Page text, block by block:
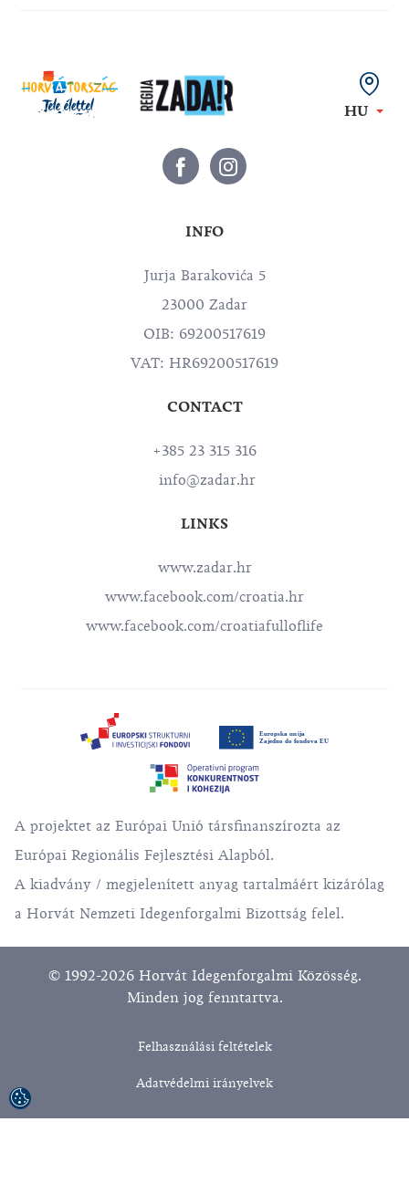
HU
INFO
Jurja Barakovića 5
23000 Zadar
OIB: 69200517619
VAT: HR69200517619
CONTACT
+385 23 315 316
info@zadar.hr
LINKS
www.zadar.hr
www.facebook.com/croatia.hr
www.facebook.com/croatiafulloflife
A projektet az Európai Unió társfinanszírozta az
Európai Regionális Fejlesztési Alapból.
A kiadvány / megjelenített anyag tartalmáért kizárólag
a Horvát Nemzeti Idegenforgalmi Bizottság felel.
© 1992-2026 Horvát Idegenforgalmi Közösség.
Minden jog fenntartva.
Felhasználási feltételek
Adatvédelmi irányelvek